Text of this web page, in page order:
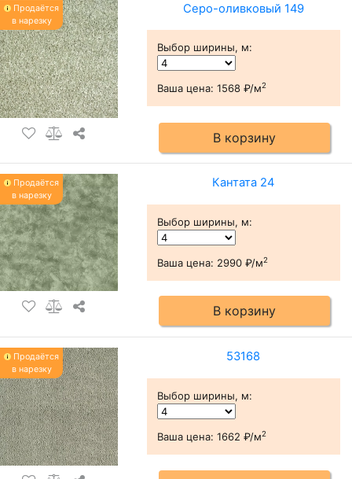
Продаётся
в нарезку
Серо-оливковый 149
Выбор ширины, м:
Ваша цена: 1568 ₽/м2
В корзину
Продаётся
в нарезку
Кантата 24
Выбор ширины, м:
Ваша цена: 2990 ₽/м2
В корзину
Продаётся
в нарезку
53168
Выбор ширины, м:
Ваша цена: 1662 ₽/м2